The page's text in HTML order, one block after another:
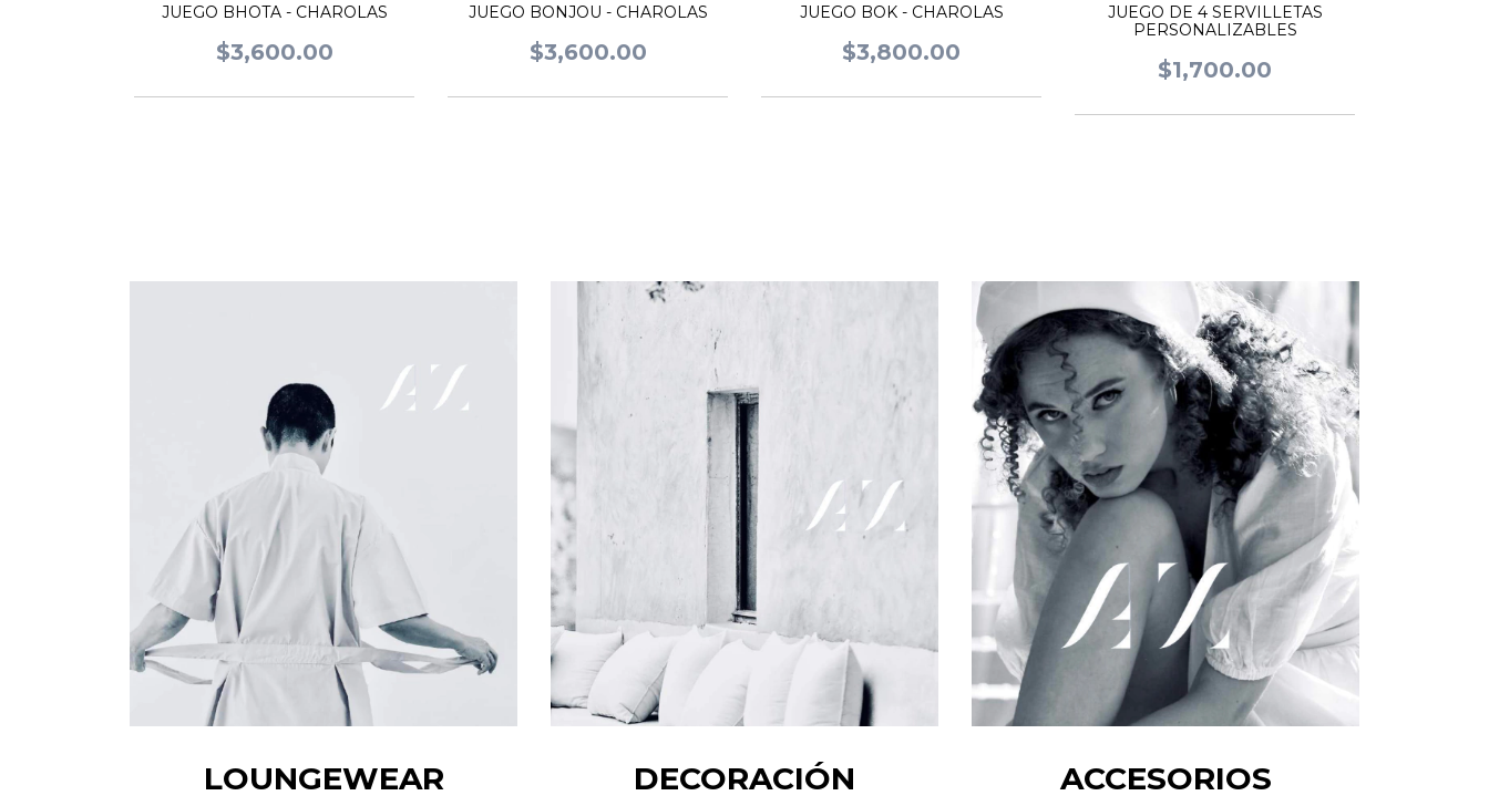
JUEGO BHOTA - CHAROLAS
$3,600.00
JUEGO BONJOU - CHAROLAS
$3,600.00
JUEGO BOK - CHAROLAS
$3,800.00
JUEGO DE 4 SERVILLETAS
PERSONALIZABLES
$1,700.00
LOUNGEWEAR DECORACIÓN ACCESORIOS